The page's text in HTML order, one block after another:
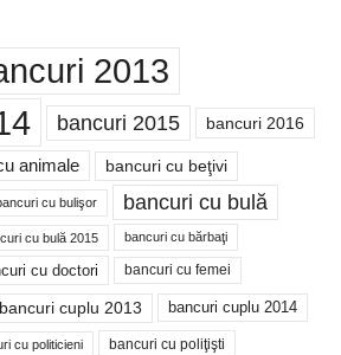
2013
bancuri 2015 bancuri 2016
animale bancuri cu beţivi
cu bulişor bancuri cu bulă
cu bulă 2015 bancuri cu bărbaţi
cu doctori bancuri cu femei
bancuri cuplu 2013 bancuri cuplu 2014
cu politicieni bancuri cu poliţişti